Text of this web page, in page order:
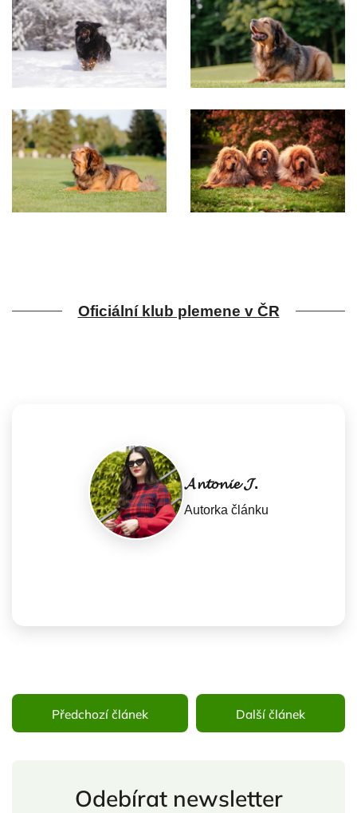
Oficiální klub plemene v ČR
𝓐𝓷𝓽𝓸𝓷𝓲𝓮 𝓙.
Autorka článku
Předchozí článek Další článek
Odebírat newsletter